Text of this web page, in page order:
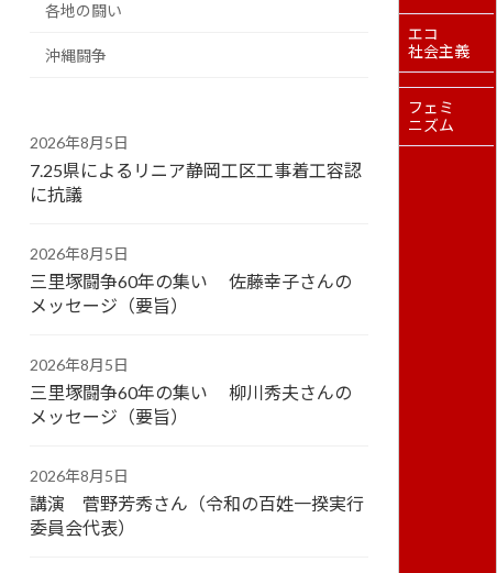
各地の闘い
沖縄闘争
2026年8月5日
7.25県によるリニア静岡工区工事着工容認
に抗議
2026年8月5日
三里塚闘争60年の集い 佐藤幸子さんの
メッセージ（要旨）
2026年8月5日
三里塚闘争60年の集い 柳川秀夫さんの
メッセージ（要旨）
2026年8月5日
講演 菅野芳秀さん（令和の百姓一揆実行
委員会代表）
エコ
社会主義
フェミ
ニズム